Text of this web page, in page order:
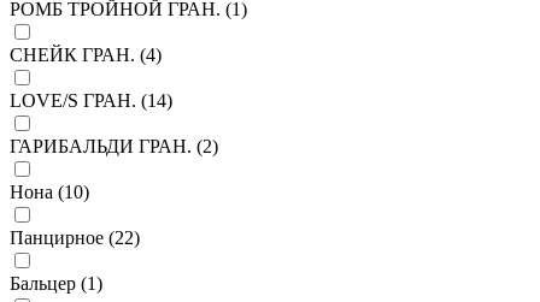
РОМБ ТРОЙНОЙ ГРАН. (1)
СНЕЙК ГРАН. (4)
LOVE/S ГРАН. (14)
ГАРИБАЛЬДИ ГРАН. (2)
Нона (10)
Панцирное (22)
Бальцер (1)